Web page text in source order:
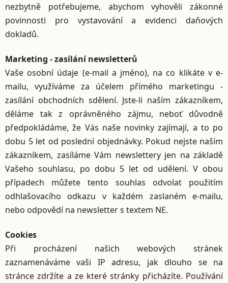
nezbytně potřebujeme, abychom vyhověli zákonné
povinnosti pro vystavování a evidenci daňových
dokladů.
Marketing - zasílání newsletterů
Vaše osobní údaje (e-mail a jméno), na co klikáte v e-
mailu, využíváme za účelem přímého marketingu -
zasílání obchodních sdělení. Jste-li naším zákazníkem,
děláme tak z oprávněného zájmu, neboť důvodně
předpokládáme, že Vás naše novinky zajímají, a to po
dobu 5 let od poslední objednávky. Pokud nejste naším
zákazníkem, zasíláme Vám newslettery jen na základě
Vašeho souhlasu, po dobu 5 let od udělení. V obou
případech můžete tento souhlas odvolat použitím
odhlašovacího odkazu v každém zaslaném e-mailu,
nebo odpovědí na newsletter s textem NE.
Cookies
Při procházení našich webových stránek
zaznamenáváme vaši IP adresu, jak dlouho se na
stránce zdržíte a ze které stránky přicházíte. Používání